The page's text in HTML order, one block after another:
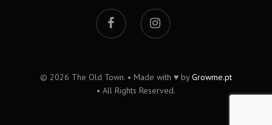
© 2026 The Old Town. • Made with ♥ byGrowme.pt
• All Rights Reserved.